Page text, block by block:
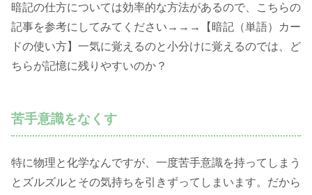
暗記の仕方については効率的な方法があるので、こちらの
記事を参考にしてみてください→→→【暗記（単語）カー
ドの使い方】一気に覚えるのと小分けに覚えるのでは、ど
ちらが記憶に残りやすいのか？
苦手意識をなくす
特に物理と化学なんですが、一度苦手意識を持ってしまう
とズルズルとその気持ちを引きずってしまいます。だから